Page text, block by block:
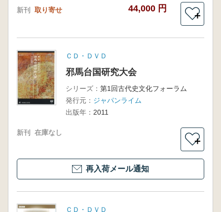
新刊 取り寄せ 44,000 円
＋
ＣＤ・ＤＶＤ
邪馬台国研究大会
シリーズ： 第1回古代史文化フォーラム
発行元： ジャパンライム
出版年： 2011
新刊 在庫なし
＋
再入荷メール通知
ＣＤ・ＤＶＤ